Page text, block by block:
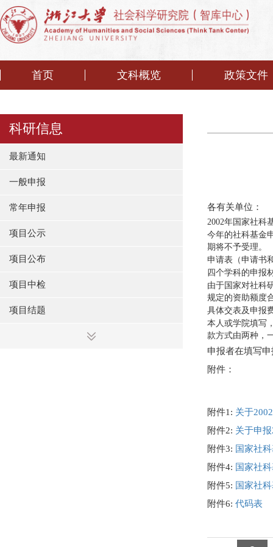
首页 文科概览 政策文件
科研信息
最新通知
一般申报
常年申报
项目公示
项目公布
项目中检
项目结题
各有关单位：
2002年国家社科
今年的社科基金
期将不予受理。
申请表（申请书
四个学科的申报
由于国家对社科
规定的资助额度
具体交表及申报
本人或学院填写
款方式由两种，
申报者在填写
附件：
附件1: 关于
附件2: 关于申
附件3: 国家社
附件4: 国家社
附件5: 国家社
附件6: 代码表